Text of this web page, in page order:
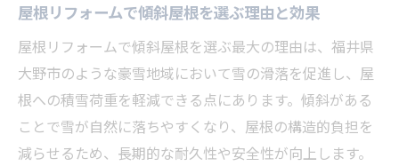
屋根リフォームで傾斜屋根を選ぶ理由と効果
屋根リフォームで傾斜屋根を選ぶ最大の理由は、福井県
大野市のような豪雪地域において雪の滑落を促進し、屋
根への積雪荷重を軽減できる点にあります。傾斜がある
ことで雪が自然に落ちやすくなり、屋根の構造的負担を
減らせるため、長期的な耐久性や安全性が向上します。